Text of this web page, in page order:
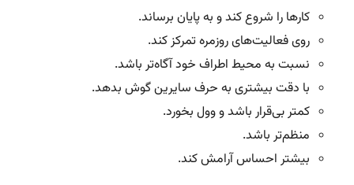
کارها را شروع کند و به پایان برساند.
روی فعالیت‌های روزمره تمرکز کند.
نسبت به محیط اطراف خود آگاه‌تر باشد.
با دقت بیشتری به حرف سایرین گوش بدهد.
کمتر بی‌قرار باشد و وول بخورد.
منظم‌تر باشد.
بیشتر احساس آرامش کند.